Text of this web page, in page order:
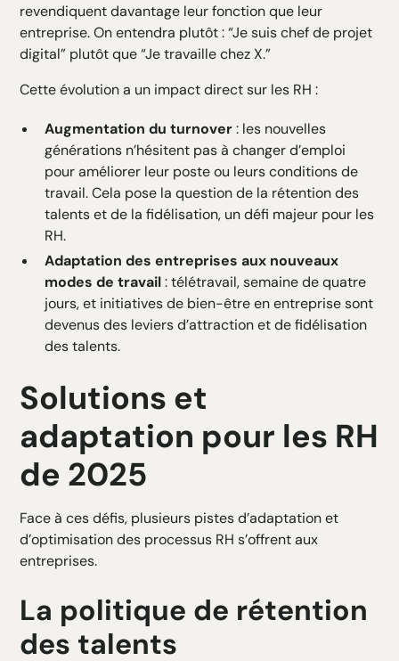
revendiquent davantage leur fonction que leur
entreprise. On entendra plutôt : “Je suis chef de projet
digital” plutôt que “Je travaille chez X.”
Cette évolution a un impact direct sur les RH :
Augmentation du turnover: les nouvelles
générations n’hésitent pas à changer d’emploi
pour améliorer leur poste ou leurs conditions de
travail. Cela pose la question de la rétention des
talents et de la fidélisation, un défi majeur pour les
RH.
Adaptation des entreprises aux nouveaux
modes de travail: télétravail, semaine de quatre
jours, et initiatives de bien-être en entreprise sont
devenus des leviers d’attraction et de fidélisation
des talents.
Solutions et
adaptation pour les RH
de 2025
Face à ces défis, plusieurs pistes d’adaptation et
d’optimisation des processus RH s’offrent aux
entreprises.
La politique de rétention
des talents